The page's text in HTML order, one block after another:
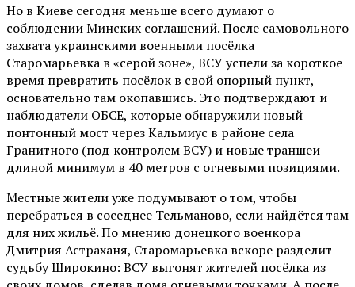
Но в Киеве сегодня меньше всего думают о
соблюдении Минских соглашений. После самовольного
захвата украинскими военными посёлка
Старомарьевка в «серой зоне», ВСУ успели за короткое
время превратить посёлок в свой опорный пункт,
основательно там окопавшись. Это подтверждают и
наблюдатели ОБСЕ, которые обнаружили новый
понтонный мост через Кальмиус в районе села
Гранитного (под контролем ВСУ) и новые траншеи
длиной минимум в 40 метров с огневыми позициями.
Местные жители уже подумывают о том, чтобы
перебраться в соседнее Тельманово, если найдётся там
для них жильё. По мнению донецкого военкора
Дмитрия Астраханя, Старомарьевка вскоре разделит
судьбу Широкино: ВСУ выгонят жителей посёлка из